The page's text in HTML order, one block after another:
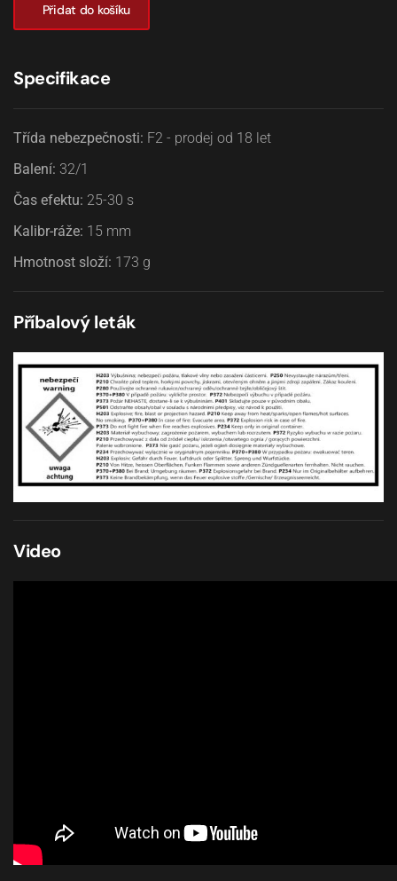
Přidat do košíku
Specifikace
Třída nebezpečnosti: F2 - prodej od 18 let
Balení: 32/1
Čas efektu: 25-30 s
Kalibr-ráže: 15 mm
Hmotnost složí: 173 g
Příbalový leták
Video